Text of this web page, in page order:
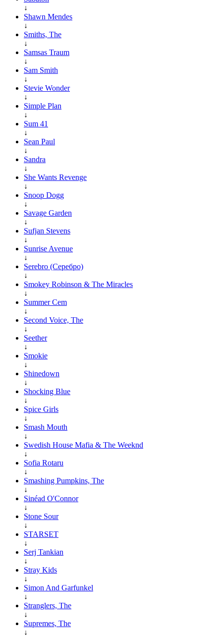
↓
Shawn Mendes
↓
Smiths, The
↓
Samsas Traum
↓
Sam Smith
↓
Stevie Wonder
↓
Simple Plan
↓
Sum 41
↓
Sean Paul
↓
Sandra
↓
She Wants Revenge
↓
Snoop Dogg
↓
Savage Garden
↓
Sufjan Stevens
↓
Sunrise Avenue
↓
Serebro (Серебро)
↓
Smokey Robinson & The Miracles
↓
Summer Cem
↓
Second Voice, The
↓
Seether
↓
Smokie
↓
Shinedown
↓
Shocking Blue
↓
Spice Girls
↓
Smash Mouth
↓
Swedish House Mafia & The Weeknd
↓
Sofia Rotaru
↓
Smashing Pumpkins, The
↓
Sinéad O'Connor
↓
Stone Sour
↓
STARSET
↓
Serj Tankian
↓
Stray Kids
↓
Simon And Garfunkel
↓
Stranglers, The
↓
Supremes, The
↓